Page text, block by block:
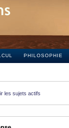
PHILOSOPHIE
les sujets actifs